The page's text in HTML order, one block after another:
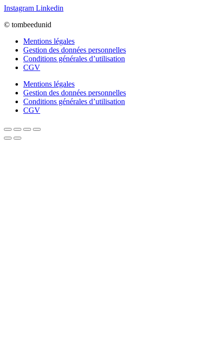
Instagram Linkedin
© tombeedunid
Mentions légales
Gestion des données personnelles
Conditions générales d’utilisation
CGV
Mentions légales
Gestion des données personnelles
Conditions générales d’utilisation
CGV